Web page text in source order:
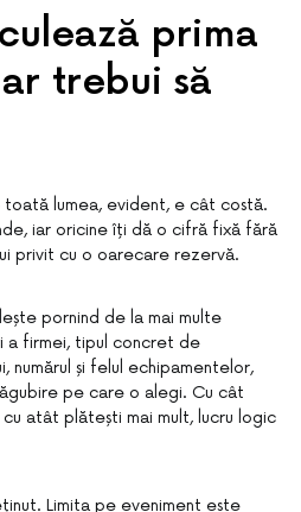
prima
trebui să
lumea, evident, e cât costă.
iar oricine îți dă o cifră fixă fără
privit cu o oarecare rezervă.
pornind de la mai multe
firmei, tipul concret de
numărul și felul echipamentelor,
pe care o alegi. Cu cât
atât plătești mai mult, lucru logic
Limita pe eveniment este